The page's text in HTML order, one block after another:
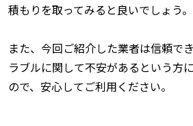
積もりを取ってみると良いでしょう。
また、今回ご紹介した業者は信頼で
ラブルに関して不安があるという方
ので、安心してご利用ください。